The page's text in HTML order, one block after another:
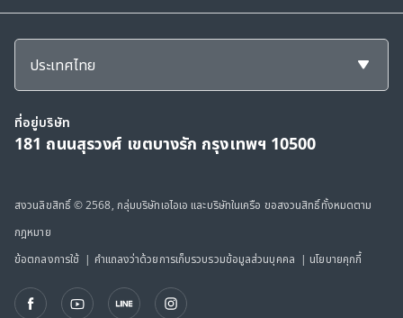
ประเทศไทย
ที่อยู่บริษัท
181 ถนนสุรวงศ์ เขตบางรัก กรุงเทพฯ 10500
สงวนลิขสิทธิ์ © 2568, กลุ่มบริษัทเอไอเอ และบริษัทในเครือ ขอสงวนสิทธิ์ทั้งหมดตาม
กฎหมาย
ข้อตกลงการใช้ | คำแถลงว่าด้วยการเก็บรวบรวมข้อมูลส่วนบุคคล | นโยบายคุกกี้